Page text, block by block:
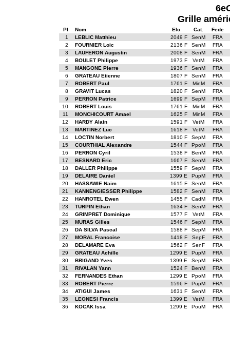
Grille
Pl Nom Elo Cat.
Fede
1
LEBLIC Matthieu 2049 F SenM
FRA
2
FOURNIER Loic 2136 F SenM
FRA
3
LAUFERON Augustin 2008 F SenM
FRA
4
BOULET Philippe 1973 F VetM
FRA
5
MANGONE Pierre 1936 F SenM
FRA
6
GRATEAU Etienne 1807 F SenM
FRA
7
ROBERT Paul 1761 F MinM
FRA
8
GRAVIT Lucas 1820 F SenM
FRA
9
PERRON Patrice 1699 F SepM
FRA
10
ROBERT Louis 1761 F MinM
FRA
11
MONCHICOURT Amael 1625 F MinM
FRA
12
HARDY Alain 1591 F VetM
FRA
13
MARTINEZ Luc 1618 F VetM
FRA
14
LOCTIN Norbert 1810 F SepM
FRA
15
COURTHIAL Alexandre 1544 F PpoM
FRA
16
PERRON Cyril 1538 F BenM
FRA
17
BESNARD Eric 1667 F SenM
FRA
18
DALLER Philippe 1559 F SepM
FRA
19
DELAIRE Daniel 1399 E PupM
FRA
20
HASSAWIE Naim 1615 F SenM
FRA
21
KANNENGIESSER Philippe 1582 F SenM
FRA
22
HANROTEL Ewen 1455 F CadM
FRA
23
TURPIN Ethan 1634 F SenM
FRA
24
GRIMPRET Dominique 1577 F VetM
FRA
25
MURAS Gilles 1546 F SepM
FRA
26
DA SILVA Pascal 1588 F SepM
FRA
27
MORAL Francoise 1418 F SepF
FRA
28
DELAMARE Eva 1562 F SenF
FRA
29
GRATEAU Achille 1299 E PupM
FRA
30
BRIGAND Yves 1399 E SepM
FRA
31
RIVALAN Yann 1524 F BenM
FRA
32
FERNANDES Ethan 1299 E PpoM
FRA
33
ROBERT Pierre 1596 F PupM
FRA
34
ATIGUI James 1631 F SenM
FRA
35
LEONESI Francis 1399 E VetM
FRA
36
KOCAK Issa 1299 E PouM FRA